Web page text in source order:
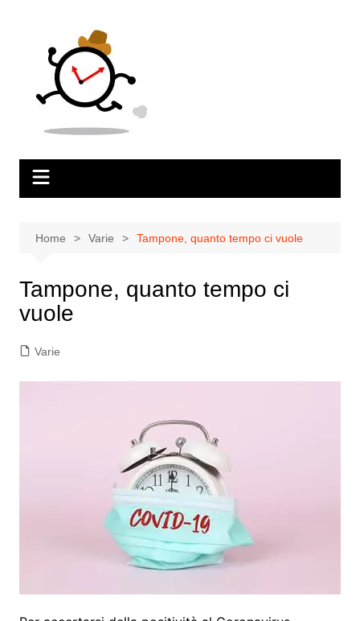
contenuto
Home Varie Tampone, quanto tempo ci vuole
Tampone, quanto tempo ci
vuole
Varie